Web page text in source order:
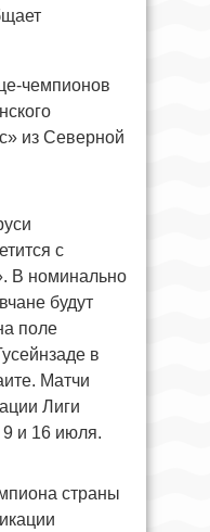
чемпионов
из Северной
с
В номинально
будут
поле
в
Матчи
Лиги
9 и 16 июля.
страны